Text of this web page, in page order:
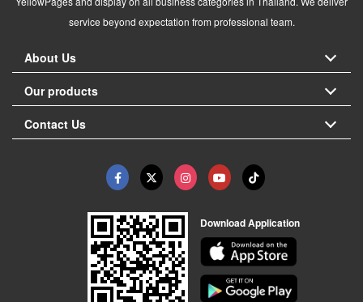
service beyond expectation from professional team.
About Us
Our products
Contact Us
Download Application